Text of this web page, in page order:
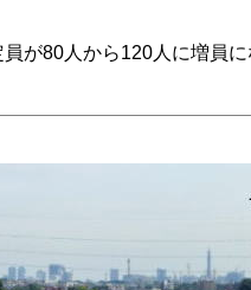
員が80人から120人に増員に